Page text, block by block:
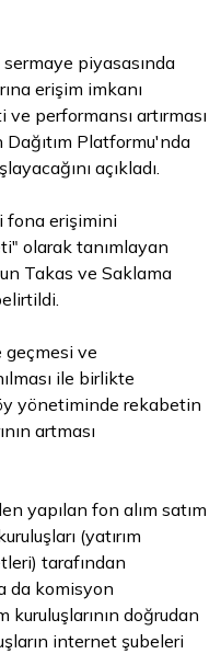
sermaye piyasasında
erişim imkanı
performansı artırması
Platformu'nda
açıkladı.
fona erişimini
olarak tanımlayan
Takas ve Saklama
geçmesi ve
ile birlikte
yönetiminde rekabetin
artması
yapılan fon alım satım
(yatırım
tarafından
da komisyon
kuruluşlarının doğrudan
internet şubeleri